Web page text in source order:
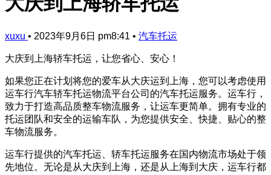
xuxu • 2023年9月6日 pm8:41 • 汽车托运
大庆到上海轿车托运，让您省心、安心！
如果您正在计划将您的爱车从大庆运到上海，您可以考虑使用
运车行汽车轿车托运物流平台公司的汽车托运服务。运车行，
致力于打造高品质整车物流服务，让运车更简单。拥有专业的
托运团队和安全的运输车队，为您提供安全、快捷、贴心的整
车物流服务。
运车行提供的汽车托运、轿车托运服务在国内物流市场处于领
先地位。无论是从大庆到上海，还是从上海到大庆，运车行都